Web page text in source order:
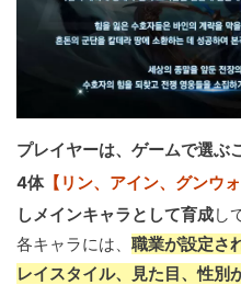
プレイヤーは、ゲームで選ぶ
4体【リン、アイン、グンウォ
しメインキャラとして育成し
各キャラには、 職業が設定さ
レイスタイル、見た目、性別